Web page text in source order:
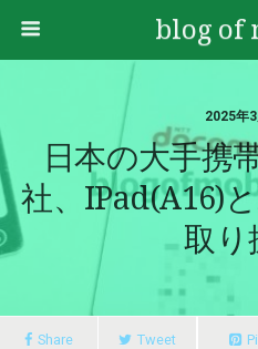
blog of
2025年3
日本の大手携
社、iPad(A16)
取り
Share Tweet